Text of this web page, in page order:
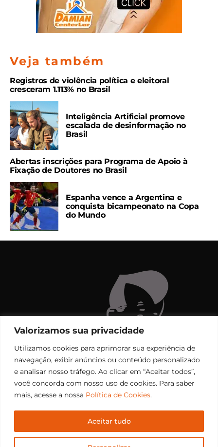
Valorizamos sua privacidade
Utilizamos cookies para aprimorar sua experiência de
navegação, exibir anúncios ou conteúdo personalizado
e analisar nosso tráfego. Ao clicar em “Aceitar todos”,
você concorda com nosso uso de cookies. Para saber
mais, acesse a nossa Política de Cookies.
Aceitar tudo
Veja também
Registros de violência política e eleitoral
cresceram 1.113% no Brasil
Inteligência Artificial promove
escalada de desinformação no
Brasil
Abertas inscrições para Programa de Apoio à
Fixação de Doutores no Brasil
Espanha vence a Argentina e
conquista bicampeonato na Copa
do Mundo
Copyright © 2006 – 2026 Rádio Santiago FM. Todos os